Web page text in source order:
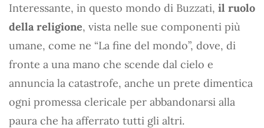
Interessante, in questo mondo di Buzzati, il ruolo
della religione, vista nelle sue componenti più
umane, come ne “La fine del mondo”, dove, di
fronte a una mano che scende dal cielo e
annuncia la catastrofe, anche un prete dimentica
ogni promessa clericale per abbandonarsi alla
paura che ha afferrato tutti gli altri.